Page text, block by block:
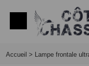
Accueil > Lampe frontale